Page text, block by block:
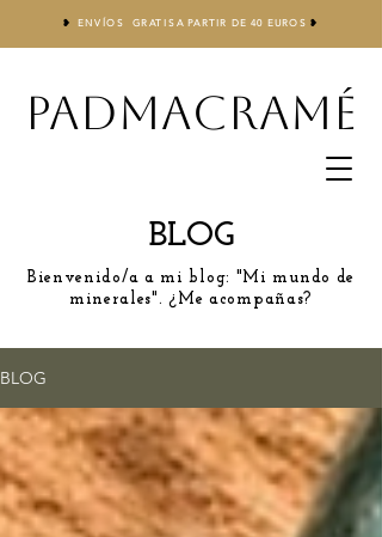
❥ ENVÍOS GRATIS A PARTIR DE 40 EUROS ❥
PADMACRAMÉ
BLOG
Bienvenido/a a mi blog: "Mi mundo de
minerales". ¿Me acompañas?
BLOG